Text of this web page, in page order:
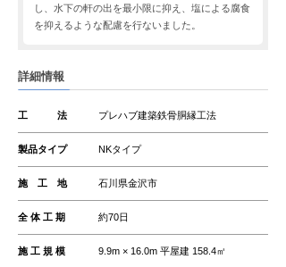
し、水下の軒の出を最小限に抑え、塩による腐食
を抑えるような配慮を行ないました。
詳細情報
工 法 プレハブ建築鉄骨胴縁工法
製品タイプ NKタイプ
施 工 地 石川県金沢市
全 体 工 期 約70日
施 工 規 模 9.9m × 16.0m 平屋建 158.4㎡